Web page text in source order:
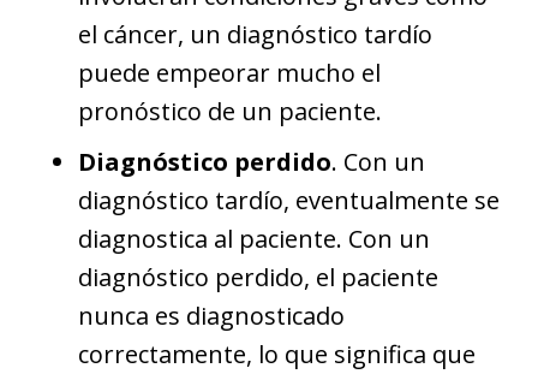
el cáncer, un diagnóstico tardío
puede empeorar mucho el
pronóstico de un paciente.
Diagnóstico perdido. Con un
diagnóstico tardío, eventualmente se
diagnostica al paciente. Con un
diagnóstico perdido, el paciente
nunca es diagnosticado
correctamente, lo que significa que